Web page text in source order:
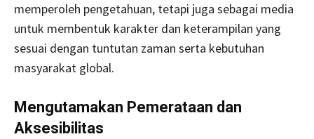
memperoleh pengetahuan, tetapi juga sebagai media
untuk membentuk karakter dan keterampilan yang
sesuai dengan tuntutan zaman serta kebutuhan
masyarakat global.
Mengutamakan Pemerataan dan
Aksesibilitas